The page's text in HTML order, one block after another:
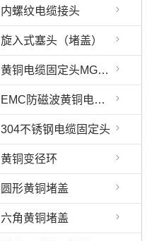
内螺纹电缆接头
旋入式塞头（堵盖）
黄铜电缆固定头MG、PG、G(PF)、NPT型
EMC防磁波黄铜电缆固定头
304不锈钢电缆固定头
黄铜变径环
圆形黄铜堵盖
六角黄铜堵盖